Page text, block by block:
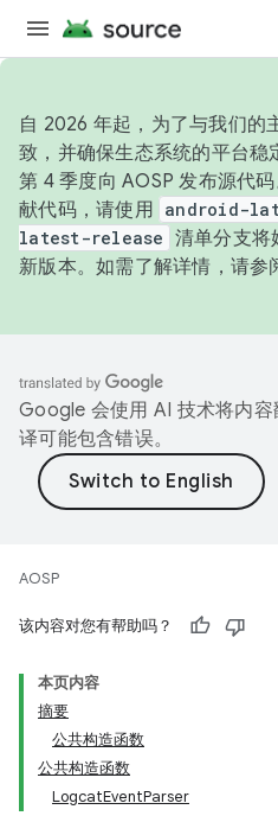
自 2026 年起，为了与我们的
致，并确保生态系统的平台稳
第 4 季度向 AOSP 发布源代
献代码，请使用 android-
latest-release 清单分支将
新版本。如需了解详情，请参
Google 会使用 AI 技术将内
译可能包含错误。
AOSP
该内容对您有帮助吗？
本页内容
摘要
公共构造函数
公共构造函数
LogcatEventParser